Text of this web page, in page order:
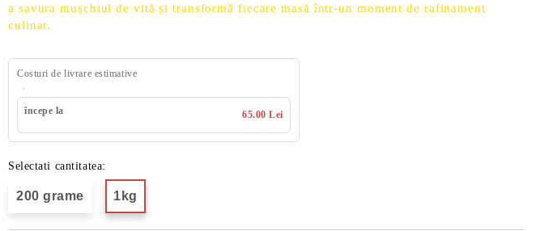
a savura mușchiul de vită și transformă fiecare masă într-un moment de rafinament
culinar.
Costuri de livrare estimative
începe la 65.00 Lei
Selectati cantitatea:
200 grame 1kg